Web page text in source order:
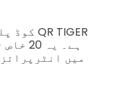
ہے۔
میں